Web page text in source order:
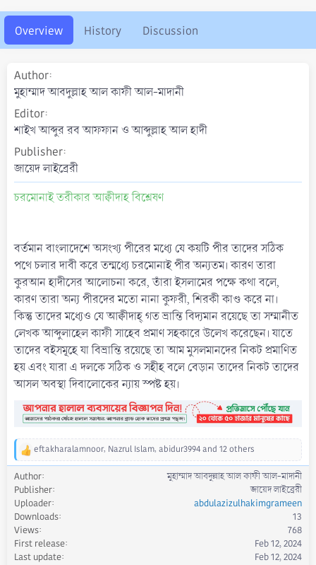
o
d
a
Overview History Discussion
Author
মুহাম্মাদ আবদুল্লাহ আল কাফী আল-মাদানী
Editor
শাইখ আব্দুর রব আফফান ও আব্দুল্লাহ আল হাদী
Publisher
জায়েদ লাইব্রেরী
চরমোনাই তরীকার আক্বীদাহ বিশ্লেষণ
বর্তমান বাংলাদেশে অসংখ্য পীরের মধ্যে যে কয়টি পীর তাদের সঠিক
পথে চলার দাবী করে তন্মধ্যে চরমোনাই পীর অন্যতম। কারণ তারা
কুরআন হাদীসের আলোচনা করে, তাঁরা ইসলামের পক্ষে কথা বলে,
কারণ তারা অন্য পীরদের মতো নানা কুফরী, শিরকী কাণ্ড করে না।
কিন্তু তাদের মধ্যেও যে আক্বীদাহ্ গত ভ্রান্তি বিদ্যমান রয়েছে তা সম্মানীত
লেখক আব্দুলাহেল কাফী সাহেব প্রমাণ সহকারে উলেখ করেছেন। যাতে
তাদের বইসমূহে যা বিভ্রান্তি রয়েছে তা আম মুসলমানদের নিকট প্রমাণিত
হয় এবং যারা এ দলকে সঠিক ও সহীহ বলে বেড়ান তাদের নিকট তাদের
আসল অবস্থা দিবালোকের ন্যায় স্পষ্ট হয়।
R
e
a
c
t
i
o
n
s
eftakharalamnoor, Nazrul Islam, abidur3994and 12 others
Author
মুহাম্মাদ আবদুল্লাহ আল কাফী আল-মাদানী
Publisher
জায়েদ লাইব্রেরী
Uploader
abdulazizulhakimgrameen
Downloads
13
Views
768
First release
Feb 12, 2024
Last update
Feb 12, 2024